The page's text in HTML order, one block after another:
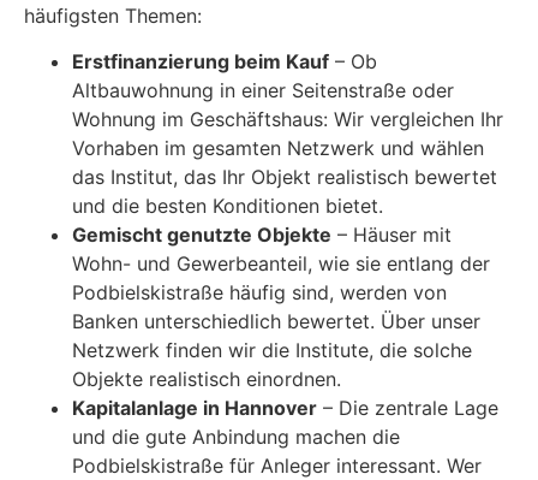
häufigsten Themen:
Erstfinanzierung beim Kauf – Ob
Altbauwohnung in einer Seitenstraße oder
Wohnung im Geschäftshaus: Wir vergleichen Ihr
Vorhaben im gesamten Netzwerk und wählen
das Institut, das Ihr Objekt realistisch bewertet
und die besten Konditionen bietet.
Gemischt genutzte Objekte – Häuser mit
Wohn- und Gewerbeanteil, wie sie entlang der
Podbielskistraße häufig sind, werden von
Banken unterschiedlich bewertet. Über unser
Netzwerk finden wir die Institute, die solche
Objekte realistisch einordnen.
Kapitalanlage in Hannover – Die zentrale Lage
und die gute Anbindung machen die
Podbielskistraße für Anleger interessant. Wer